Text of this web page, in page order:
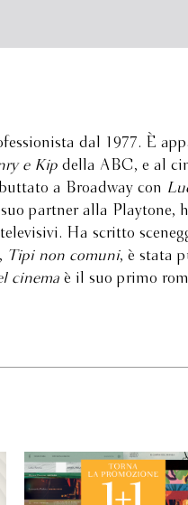
dal 1977. È
e Kip della ABC, e al
a Broadway con
partner alla Playtone,
Ha scritto
Tipi non comuni, è stata
cinema è il suo primo